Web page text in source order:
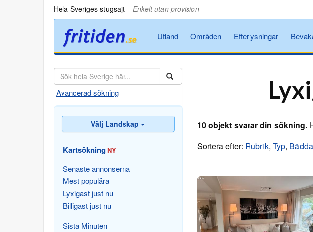
Hela Sveriges stugsajt– Enkelt utan provision
Utland Områden Efterlysningar
Avancerad sökning
Välj Landskap
KartsökningNY
Senaste annonserna
Mest populära
Lyxigast just nu
Billigast just nu
Sista Minuten
10 objekt svarar din sökning.
Sortera efter: Rubrik, Typ,